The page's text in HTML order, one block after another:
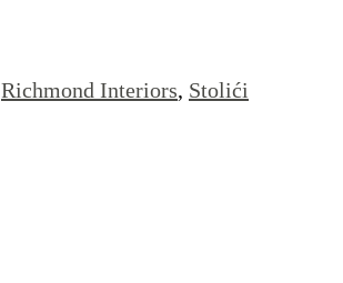
Richmond Interiors, Stolići